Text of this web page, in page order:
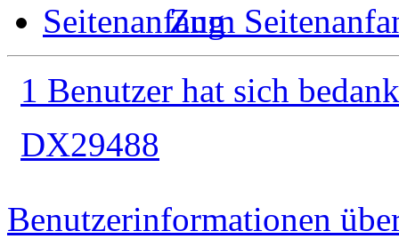
Zum
1 Benutzer hat sich
DX29488
Benutzerinformationen